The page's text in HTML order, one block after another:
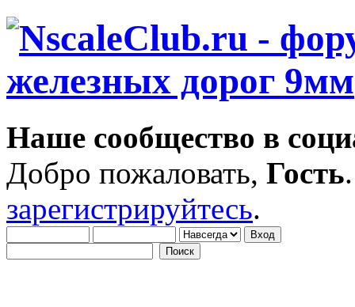
Наше сообщество в
Добро пожаловать, Гость
зарегистрируйтесь.